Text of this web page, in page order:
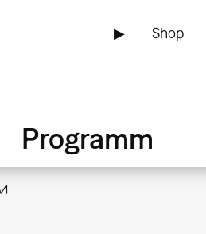
▶ Shop
Programm